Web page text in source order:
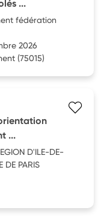
...
fédération
2026
(75015)
...
D'ILE-DE-
DE PARIS